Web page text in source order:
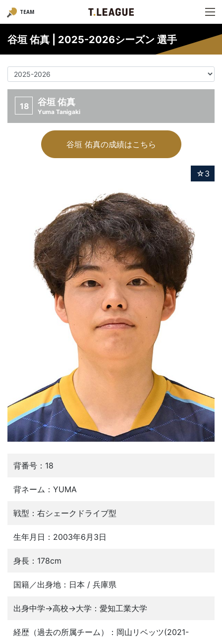
TEAM
谷垣 佑真 | 2025-2026シーズン 選手
18 谷垣 佑真
Yuma Tanigaki
谷垣 佑真の成績はこちら
☆3
背番号：18
背ネーム：YUMA
戦型：右シェークドライブ型
生年月日：2003年6月3日
身長：178cm
国籍／出身地：日本 / 兵庫県
出身中学→高校→大学：愛知工業大学
経歴（過去の所属チーム）：岡山リベッツ(2021-